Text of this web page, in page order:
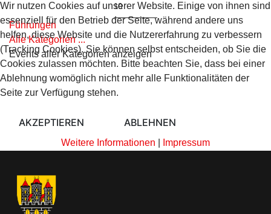
Limite der Paginierungsliste
Führungen
Alle Kategorien ...
Events aller Kategorien anzeigen
Wir nutzen Cookies auf unserer Website. Einige von ihnen sind
essenziell für den Betrieb der Seite, während andere uns
helfen, diese Website und die Nutzererfahrung zu verbessern
(Tracking Cookies). Sie können selbst entscheiden, ob Sie die
Cookies zulassen möchten. Bitte beachten Sie, dass bei einer
Ablehnung womöglich nicht mehr alle Funktionalitäten der
Seite zur Verfügung stehen.
AKZEPTIEREN ABLEHNEN
Weitere Informationen Impressum